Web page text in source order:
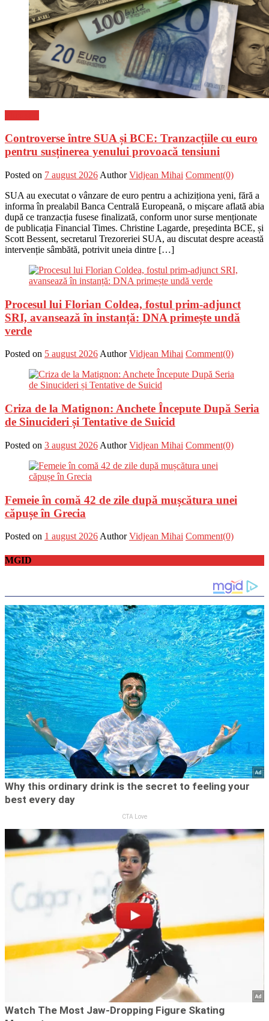
Controverse între SUA și BCE: Tranzacțiile cu euro
pentru susținerea yenului provoacă tensiuni
Posted on 7 august 2026 Author Vidjean Mihai Comment(0)
SUA au executat o vânzare de euro pentru a achiziționa yeni, fără a
informa în prealabil Banca Centrală Europeană, o mișcare aflată abia
după ce tranzacția fusese finalizată, conform unor surse menționate
de publicația Financial Times. Christine Lagarde, președinta BCE, și
Scott Bessent, secretarul Trezoreriei SUA, au discutat despre această
intervenție sâmbătă, potrivit uneia dintre […]
Procesul lui Florian Coldea, fostul prim-adjunct
SRI, avansează în instanță: DNA primește undă
verde
Posted on 5 august 2026Author Vidjean Mihai Comment(0)
Criza de la Matignon: Anchete Începute După Seria
de Sinucideri și Tentative de Suicid
Posted on 3 august 2026 Author Vidjean Mihai Comment(0)
Femeie în comă 42 de zile după mușcătura unei
căpușe în Grecia
Posted on 1 august 2026 Author Vidjean Mihai Comment(0)
MGID